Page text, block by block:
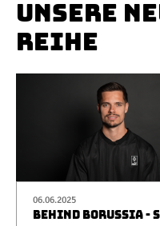
UNSERE
REIHE
06.06.2025
BEHIND BORUSSIA -